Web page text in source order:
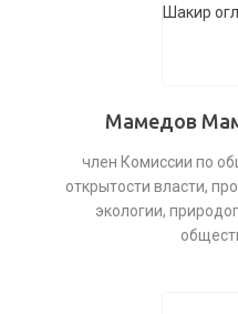
Мамедов
член Комиссии по
открытости власти,
экологии,